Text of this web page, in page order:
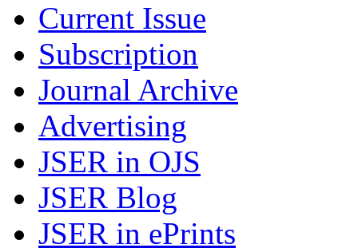
Current Issue
Subscription
Journal Archive
Advertising
JSER in OJS
JSER Blog
JSER in ePrints